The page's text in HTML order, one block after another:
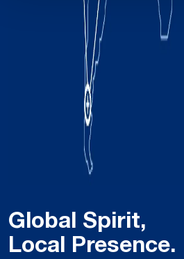
Global Spirit,
Local Presence.